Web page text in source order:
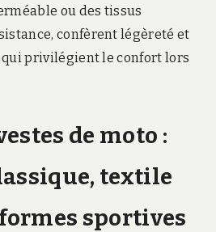
ou des tissus
confèrent légèreté et
privilégient le confort lors
de moto :
textile
sportives